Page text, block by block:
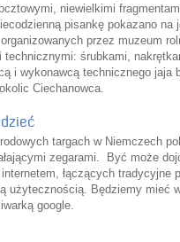
niewielkimi
pisankę pokazano na
przez muzeum
technicznymi: śrubkami,
i wykonawcą technicznego jaja
Ciechanowca.
targach w Niemczech
zegarami. Być może
łączących tradycyjne
użytecznością. Będziemy mieć
google.